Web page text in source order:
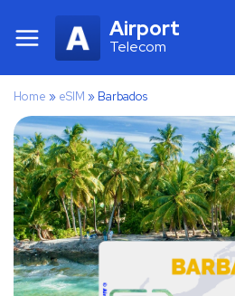
Airport
Telecom
Home » eSIM » Barbados